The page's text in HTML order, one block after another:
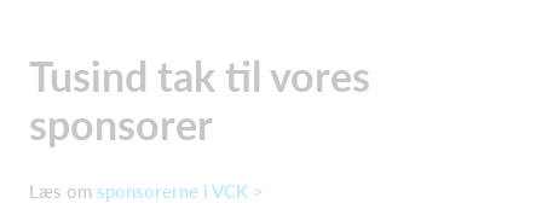
Tusind tak til vores
sponsorer
Læs om sponsorerne i VCK >